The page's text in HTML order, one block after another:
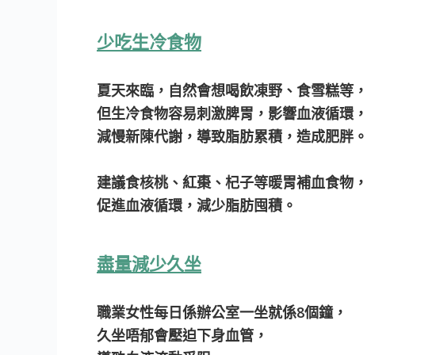
少吃生冷食物
夏天來臨，自然會想喝飲凍野、食雪糕等，
但生冷食物容易刺激脾胃，影響血液循環，
減慢新陳代謝，導致脂肪累積，造成肥胖。
建議食核桃、紅棗、杞子等暖胃補血食物，
促進血液循環，減少脂肪囤積。
盡量減少久坐
職業女性每日係辦公室一坐就係8個鐘，
久坐唔郁會壓迫下身血管，